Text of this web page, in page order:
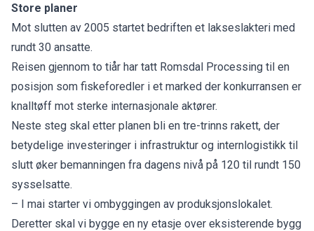
Store planer
Mot slutten av 2005 startet bedriften et lakseslakteri med
rundt 30 ansatte.
Reisen gjennom to tiår har tatt Romsdal Processing til en
posisjon som fiskeforedler i et marked der konkurransen er
knalltøff mot sterke internasjonale aktører.
Neste steg skal etter planen bli en tre-trinns rakett, der
betydelige investeringer i infrastruktur og internlogistikk til
slutt øker bemanningen fra dagens nivå på 120 til rundt 150
sysselsatte.
– I mai starter vi ombyggingen av produksjonslokalet.
Deretter skal vi bygge en ny etasje over eksisterende bygg